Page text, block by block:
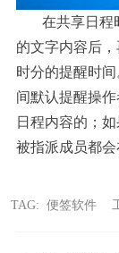
在共享日程
的文字内容后
时分的提醒时
间默认提醒操
日程内容的；
被指派成员都会
TAG: 便签软件